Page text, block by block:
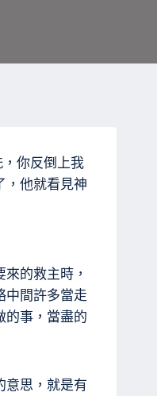
你反倒上我
，他就看見神
的救主時，
中間許多當走
的事，當盡的
意思，就是有